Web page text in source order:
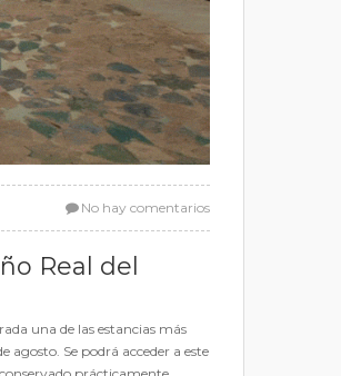
No hay comentarios
Real del
una de las estancias más
Se podrá acceder a este